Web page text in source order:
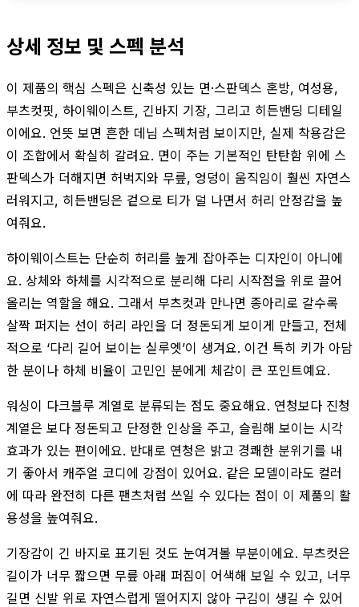
상세 정보 및 스펙 분석
이 제품의 핵심 스펙은 신축성 있는 면·스판덱스 혼방, 여성용,
부츠컷핏, 하이웨이스트, 긴바지 기장, 그리고 히든밴딩 디테일
이에요. 언뜻 보면 흔한 데님 스펙처럼 보이지만, 실제 착용감은
이 조합에서 확실히 갈려요. 면이 주는 기본적인 탄탄함 위에 스
판덱스가 더해지면 허벅지와 무릎, 엉덩이 움직임이 훨씬 자연스
러워지고, 히든밴딩은 겉으로 티가 덜 나면서 허리 안정감을 높
여줘요.
하이웨이스트는 단순히 허리를 높게 잡아주는 디자인이 아니에
요. 상체와 하체를 시각적으로 분리해 다리 시작점을 위로 끌어
올리는 역할을 해요. 그래서 부츠컷과 만나면 종아리로 갈수록
살짝 퍼지는 선이 허리 라인을 더 정돈되게 보이게 만들고, 전체
적으로 ‘다리 길어 보이는 실루엣’이 생겨요. 이건 특히 키가 아담
한 분이나 하체 비율이 고민인 분에게 체감이 큰 포인트예요.
워싱이 다크블루 계열로 분류되는 점도 중요해요. 연청보다 진청
계열은 보다 정돈되고 단정한 인상을 주고, 슬림해 보이는 시각
효과가 있는 편이에요. 반대로 연청은 밝고 경쾌한 분위기를 내
기 좋아서 캐주얼 코디에 강점이 있어요. 같은 모델이라도 컬러
에 따라 완전히 다른 팬츠처럼 쓰일 수 있다는 점이 이 제품의 활
용성을 높여줘요.
기장감이 긴 바지로 표기된 것도 눈여겨볼 부분이에요. 부츠컷은
길이가 너무 짧으면 무릎 아래 퍼짐이 어색해 보일 수 있고, 너무
길면 신발 위로 자연스럽게 떨어지지 않아 구김이 생길 수 있어